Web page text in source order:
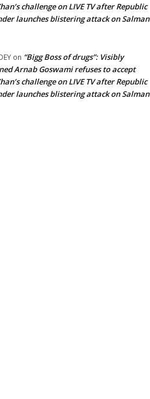
challenge on LIVE TV after Republic
launches blistering attack on Salman
on “Bigg Boss of drugs”: Visibly
Arnab Goswami refuses to accept
challenge on LIVE TV after Republic
launches blistering attack on Salman